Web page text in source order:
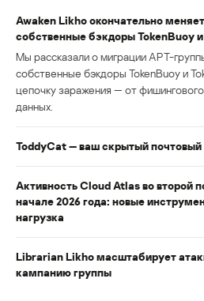
Awaken Likho окончательно
собственные бэкдоры TokenBuoy
Мы рассказали о миграции APT-
собственные бэкдоры TokenBuoy и
цепочку заражения — от
данных.
ToddyCat — ваш скрытый почтовый
Активность Cloud Atlas во второй
начале 2026 года: новые
нагрузка
Librarian Likho масштабирует
кампанию группы